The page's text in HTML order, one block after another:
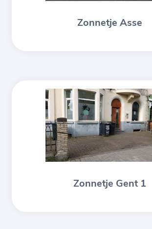
Zonnetje Asse
Zonnetje Gent 1